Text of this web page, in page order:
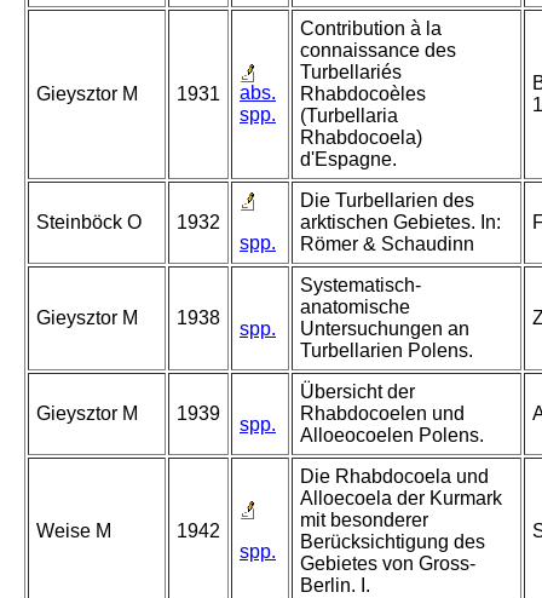
Gieysztor M 1931
abs.
spp.
Contribution à la
connaissance des
Turbellariés
Rhabdocoèles
(Turbellaria
Rhabdocoela)
d'Espagne.
Steinböck O
1932
spp.
Die Turbellarien des
arktischen Gebietes. In:
Römer & Schaudinn
Gieysztor M 1938
spp.
Systematisch-
anatomische
Untersuchungen an
Turbellarien Polens.
Gieysztor M 1939
spp.
Übersicht der
Rhabdocoelen und
Alloeocoelen Polens.
Weise M
1942
spp.
Die Rhabdocoela und
Alloecoela der Kurmark
mit besonderer
Berücksichtigung des
Gebietes von Gross-
Berlin. I.